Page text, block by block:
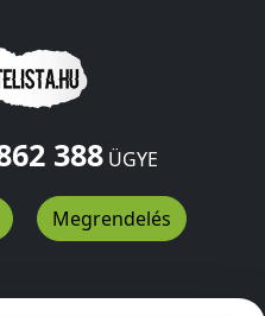
388ÜGYE
Megrendelés